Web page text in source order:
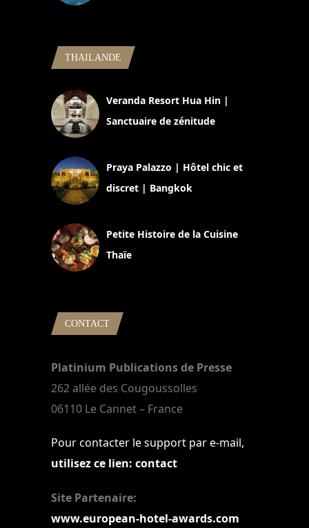
THAILANDE
Veranda Resort Hua Hin |
Sanctuaire de zénitude
Praya Palazzo | Hôtel chic et
discret | Bangkok
Petite Histoire de la Cuisine
Thaïe
CONTACT
Platinium Publications de Presse
262 allée des Cougoussolles
06110 Le Cannet – France
Pour contacter le support par e-mail,
utilisez ce lien: contact
Site Partenaire:
www.european-hotel-awards.com